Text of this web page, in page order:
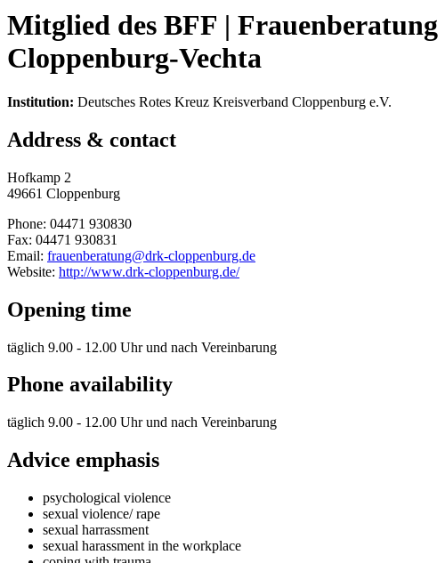
Mitglied des BFF |
Cloppenburg-Vechta
Institution: Deutsches Rotes Kreuz Kreisverband Cloppenburg e.V.
Address & contact
Hofkamp 2
49661 Cloppenburg
Phone: 04471 930830
Fax: 04471 930831
Email: frauenberatung@drk-cloppenburg.de
Website: http://www.drk-cloppenburg.de/
Opening time
täglich 9.00 - 12.00 Uhr und nach Vereinbarung
Phone availability
täglich 9.00 - 12.00 Uhr und nach Vereinbarung
Advice emphasis
psychological violence
sexual violence/ rape
sexual harrassment
sexual harassment in the workplace